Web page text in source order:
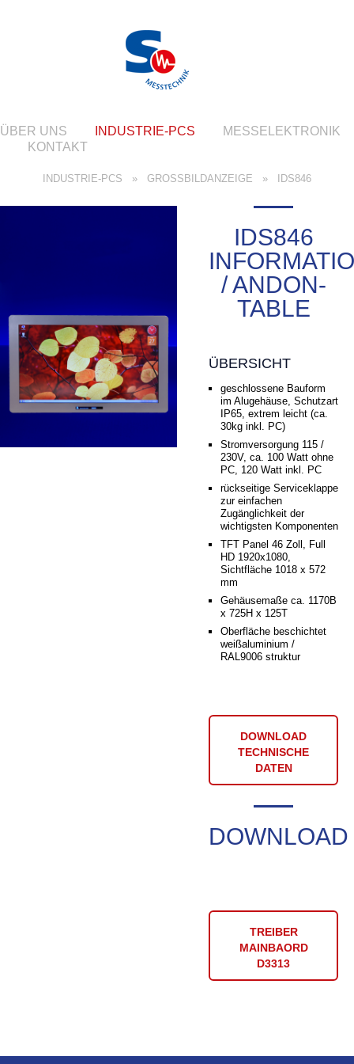
ÜBER UNS INDUSTRIE-PCS
MESSELEKTRONIK
KONTAKT
INDUSTRIE-PCS » GROSSBILDANZEIGE » IDS846
IDS846
/ ANDON-
TABLE
ÜBERSICHT
geschlossene Bauform
im Alugehäuse, Schutzart
IP65, extrem leicht (ca.
30kg inkl. PC)
Stromversorgung 115 /
230V, ca. 100 Watt ohne
PC, 120 Watt inkl. PC
rückseitige Serviceklappe
zur einfachen
Zugänglichkeit der
wichtigsten Komponenten
TFT Panel 46 Zoll, Full
HD 1920x1080,
Sichtfläche 1018 x 572
mm
Gehäusemaße ca. 1170B
x 725H x 125T
Oberfläche beschichtet
weißaluminium /
RAL9006 struktur
DOWNLOAD
TECHNISCHE
DATEN
DOWNLOAD
TREIBER
MAINBAORD
D3313